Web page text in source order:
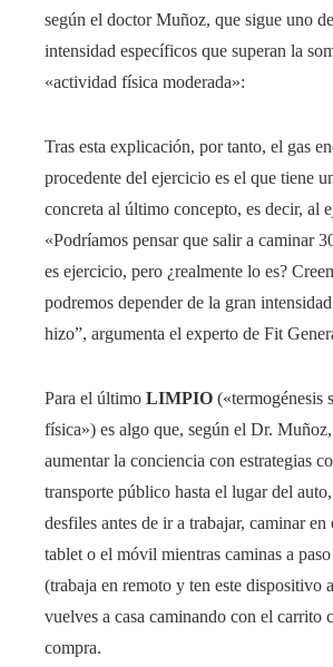
según el doctor Muñoz, que sigue uno
intensidad específicos que superan la
«actividad física moderada»:
Tras esta explicación, por tanto, el gas
procedente del ejercicio es el que tiene
concreta al último concepto, es decir, al
«Podríamos pensar que salir a caminar
es ejercicio, pero ¿realmente lo es?
podremos depender de la gran
hizo”, argumenta el experto de Fit
Para el último LIMPIO («termogénesis
física») es algo que, según el Dr.
aumentar la conciencia con estrategias
transporte público hasta el lugar del
desfiles antes de ir a trabajar, caminar en
tablet o el móvil mientras caminas a
(trabaja en remoto y ten este dispositivo
vuelves a casa caminando con el carrito
compra.